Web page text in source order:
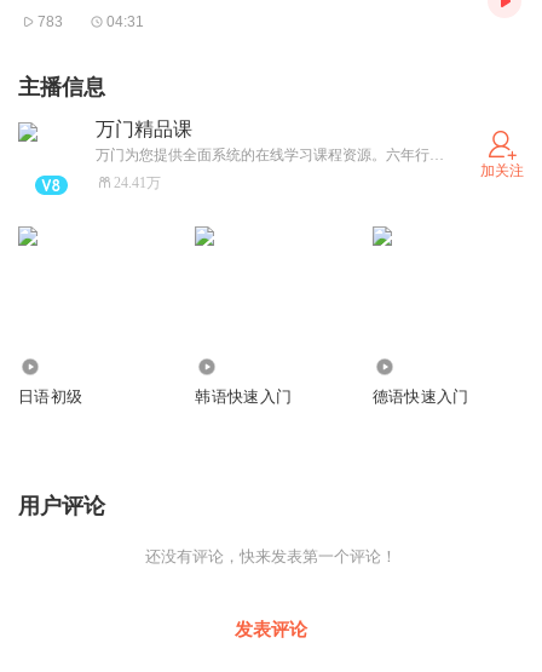
783 04:31
主播信息
万门精品课
万门为您提供全面系统的在线学习课程资源。六年行业积累，千余门原创课程，内容覆盖职场、语言、大学、中学以及小学，满足不同用户的学习需求，为学习者带来持续而美好的改变。好好学习，天天万门。
24.41万
加关注
日语初级 韩语快速入门 德语快速入门
用户评论
还没有评论，快来发表第一个评论！
发表评论